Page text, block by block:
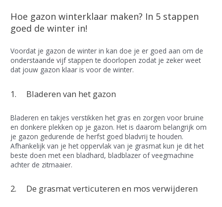
Hoe gazon winterklaar maken? In 5 stappen
goed de winter in!
Voordat je gazon de winter in kan doe je er goed aan om de
onderstaande vijf stappen te doorlopen zodat je zeker weet
dat jouw gazon klaar is voor de winter.
1. Bladeren van het gazon
Bladeren en takjes verstikken het gras en zorgen voor bruine
en donkere plekken op je gazon. Het is daarom belangrijk om
je gazon gedurende de herfst goed bladvrij te houden.
Afhankelijk van je het oppervlak van je grasmat kun je dit het
beste doen met een bladhard, bladblazer of veegmachine
achter de zitmaaier.
2. De grasmat verticuteren en mos verwijderen